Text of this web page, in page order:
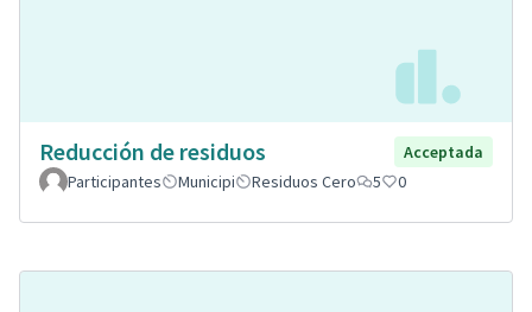
Reducción de residuos
Acceptada
Participantes
Municipi Residuos Cero 5 0